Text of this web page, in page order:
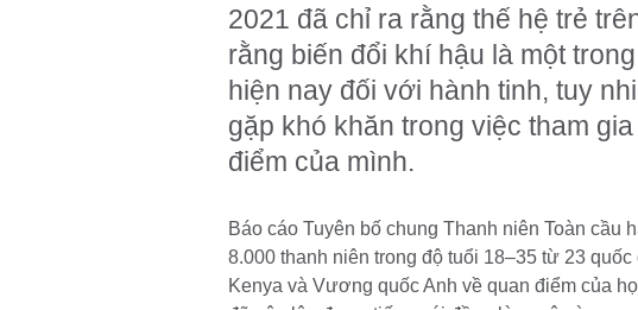
2021 đã chỉ ra rằng thế hệ trẻ
rằng biến đổi khí hậu là một
hiện nay đối với hành tinh, tuy
gặp khó khăn trong việc tham
điểm của mình.
Báo cáo Tuyên bố chung Thanh niên Toàn cầu
8.000 thanh niên trong độ tuổi 18–35 từ 23
Kenya và Vương quốc Anh về quan điểm của